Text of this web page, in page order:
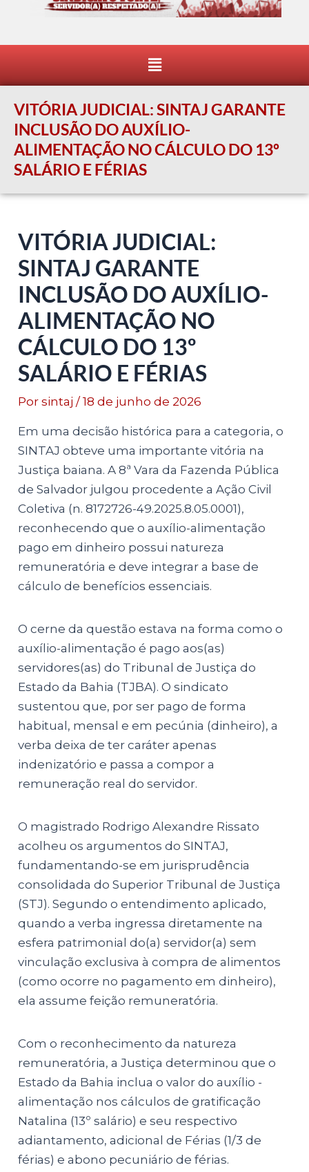
Menu
VITÓRIA JUDICIAL: SINTAJ GARANTE
INCLUSÃO DO AUXÍLIO-
ALIMENTAÇÃO NO CÁLCULO DO 13º
SALÁRIO E FÉRIAS
VITÓRIA JUDICIAL:
SINTAJ GARANTE
INCLUSÃO DO AUXÍLIO-
ALIMENTAÇÃO NO
CÁLCULO DO 13º
SALÁRIO E FÉRIAS
Porsintaj/18 de junho de 2026
Em uma decisão histórica para a categoria, o
SINTAJ obteve uma importante vitória na
Justiça baiana. A 8ª Vara da Fazenda Pública
de Salvador julgou procedente a Ação Civil
Coletiva (n. 8172726-49.2025.8.05.0001),
reconhecendo que o auxílio-alimentação
pago em dinheiro possui natureza
remuneratória e deve integrar a base de
cálculo de benefícios essenciais.
O cerne da questão estava na forma como o
auxílio-alimentação é pago aos(as)
servidores(as) do Tribunal de Justiça do
Estado da Bahia (TJBA). O sindicato
sustentou que, por ser pago de forma
habitual, mensal e em pecúnia (dinheiro), a
verba deixa de ter caráter apenas
indenizatório e passa a compor a
remuneração real do servidor.
O magistrado Rodrigo Alexandre Rissato
acolheu os argumentos do SINTAJ,
fundamentando-se em jurisprudência
consolidada do Superior Tribunal de Justiça
(STJ). Segundo o entendimento aplicado,
quando a verba ingressa diretamente na
esfera patrimonial do(a) servidor(a) sem
vinculação exclusiva à compra de alimentos
(como ocorre no pagamento em dinheiro),
ela assume feição remuneratória.
Com o reconhecimento da natureza
remuneratória, a Justiça determinou que o
Estado da Bahia inclua o valor do auxílio -
alimentação nos cálculos de gratificação
Natalina (13º salário) e seu respectivo
adiantamento, adicional de Férias (1/3 de
férias) e abono pecuniário de férias.